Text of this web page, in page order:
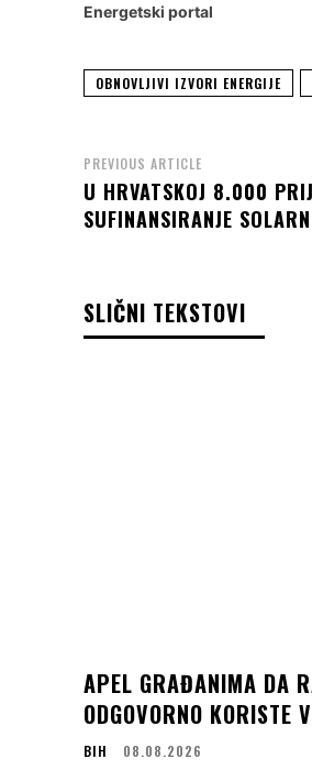
Energetski portal
OBNOVLJIVI IZVORI ENERGIJE
PREVIOUS ARTICLE
U HRVATSKOJ 8.000
SUFINANSIRANJE
SLIČNI TEKSTOVI
APEL GRAĐANIMA DA
ODGOVORNO KORISTE
BIH 08.08.2026